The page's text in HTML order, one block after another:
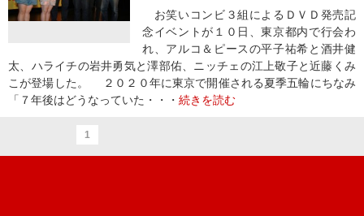
お笑いコンビ３組によるＤＶＤ発売記
念イベントが１０日、東京都内で行会わ
れ、アルコ＆ピースの平子祐希と酒井健
太、ハライチの岩井勇気と澤部佑、ニッチェの江上敬子と近藤くみ
こが登場した。 ２０２０年に東京で開催される夏季五輪にちなみ
「７年後はどうなっていた・・・ 続きを読む
1